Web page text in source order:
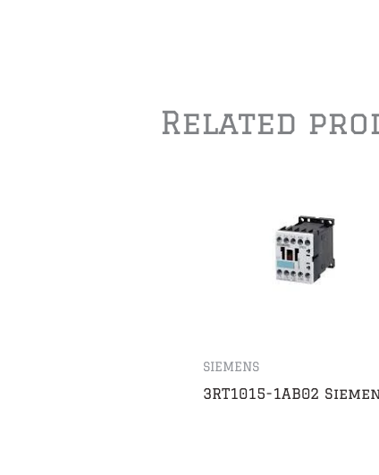
Related
SIEMENS
3RT1015-1AB02